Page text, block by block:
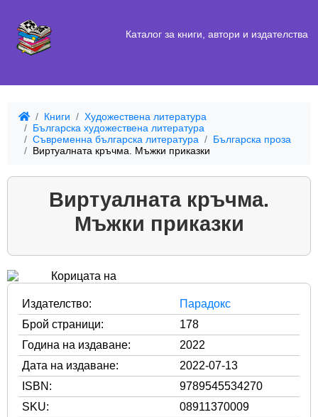
Каталог за книги, автори и издателства
Книги
Художествена литература
Българска художествена литература
Съвременна българска литература
Българска проза
Виртуалната кръчма. Мъжки приказки
Виртуалната кръчма.
Мъжки приказки
Издателство:
Парадокс
Брой страници:
178
Година на издаване:
2022
Дата на издаване:
2022-07-13
ISBN:
9789545534270
SKU:
08911370009